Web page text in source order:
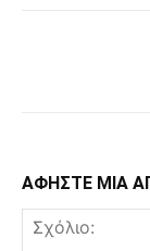
ΑΦΗΣΤΕ ΜΙΑ